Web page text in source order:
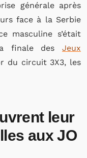
générale après
face à la Serbie
masculine s’était
finale des Jeux
du circuit 3X3, les
leur
aux JO